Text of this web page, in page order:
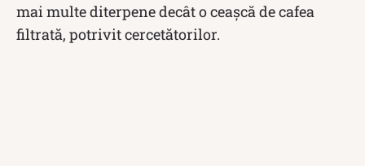
mai multe diterpene decât o ceașcă de cafea
filtrată, potrivit cercetătorilor.